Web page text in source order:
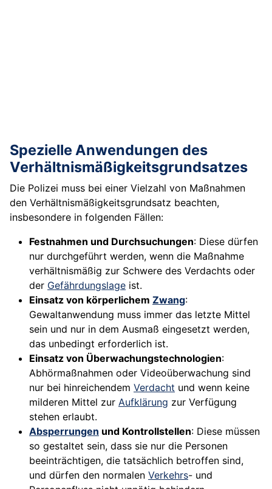
Spezielle Anwendungen des
Verhältnismäßigkeitsgrundsatzes
Die Polizei muss bei einer Vielzahl von Maßnahmen
den Verhältnismäßigkeitsgrundsatz beachten,
insbesondere in folgenden Fällen:
Festnahmen und Durchsuchungen: Diese dürfen
nur durchgeführt werden, wenn die Maßnahme
verhältnismäßig zur Schwere des Verdachts oder
der Gefährdungslage ist.
Einsatz von körperlichem Zwang:
Gewaltanwendung muss immer das letzte Mittel
sein und nur in dem Ausmaß eingesetzt werden,
das unbedingt erforderlich ist.
Einsatz von Überwachungstechnologien:
Abhörmaßnahmen oder Videoüberwachung sind
nur bei hinreichendem Verdacht und wenn keine
milderen Mittel zur Aufklärung zur Verfügung
stehen erlaubt.
Absperrungen und Kontrollstellen: Diese müssen
so gestaltet sein, dass sie nur die Personen
beeinträchtigen, die tatsächlich betroffen sind,
und dürfen den normalen Verkehrs- und